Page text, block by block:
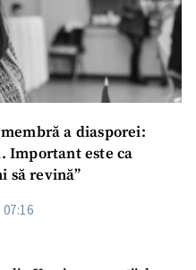
a diasporei:
Important este ca
să revină”